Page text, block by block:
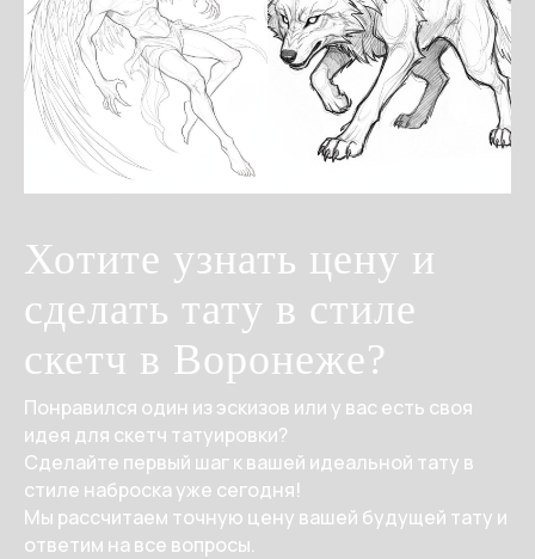
Хотите узнать цену и
сделать тату в стиле
скетч в Воронеже?
Понравился один из эскизов или у вас есть своя
идея для скетч татуировки?
Сделайте первый шаг к вашей идеальной тату в
стиле наброска уже сегодня!
Мы рассчитаем точную цену вашей будущей тату и
ответим на все вопросы.